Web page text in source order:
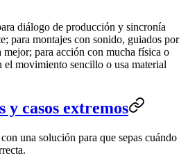
diálogo de producción y sincronía
para montajes con sonido, guiados por
mejor; para acción con mucha física o
el movimiento sencillo o usa material
casos extremos
una solución para que sepas cuándo